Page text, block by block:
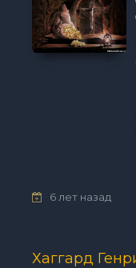
6 лет назад
Хаггард